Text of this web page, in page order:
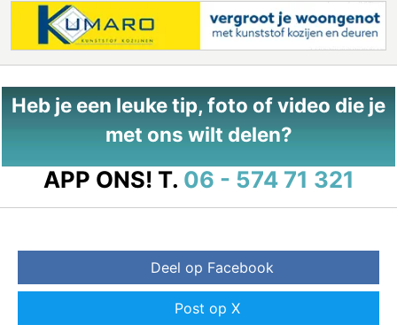
Heb je een leuke tip, foto of video die je
met ons wilt delen?
APP ONS! T. 06 - 574 71 321
Deel op Facebook
Post op X